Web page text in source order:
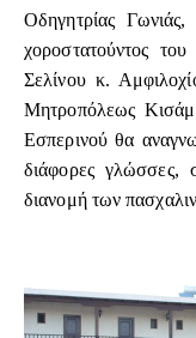
Οδηγητρίας
χοροστατούντος
Σελίνου κ.
Μητροπόλεως
Εσπερινού θα
διάφορες γλώσσες,
διανομή των